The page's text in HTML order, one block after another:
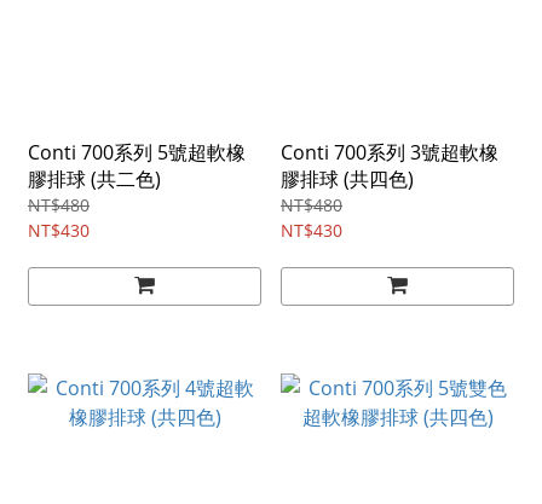
Conti 700系列 5號超軟橡
膠排球 (共二色)
NT$480
NT$430
Conti 700系列 3號超軟橡
膠排球 (共四色)
NT$480
NT$430